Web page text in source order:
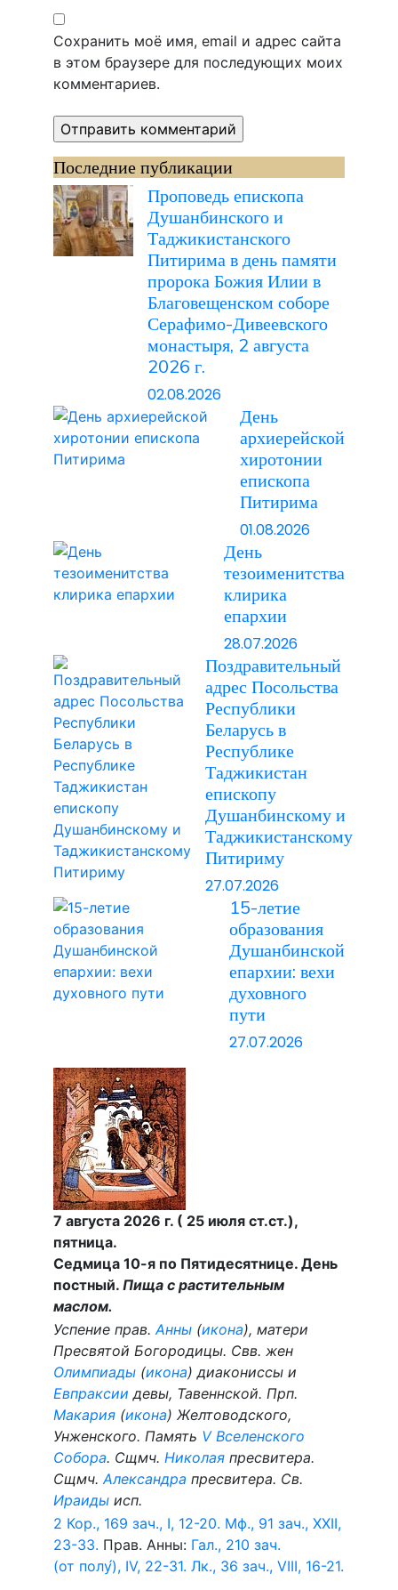
Сохранить моё имя, email и адрес сайта
в этом браузере для последующих моих
комментариев.
Последние публикации
Проповедь епископа
Душанбинского и
Таджикистанского
Питирима в день памяти
пророка Божия Илии в
Благовещенском соборе
Серафимо-Дивеевского
монастыря, 2 августа
2026 г.
02.08.2026
День
архиерейской
хиротонии
епископа
Питирима
01.08.2026
День
тезоименитства
клирика
епархии
28.07.2026
Поздравительный
адрес Посольства
Республики
Беларусь в
Республике
Таджикистан
епископу
Душанбинскому и
Таджикистанскому
Питириму
27.07.2026
15-летие
образования
Душанбинской
епархии: вехи
духовного
пути
27.07.2026
7 августа 2026 г. ( 25 июля ст.ст.),
пятница.
Седмица 10-я по Пятидесятнице. День
постный. Пища с растительным
маслом.
Успение прав. Анны(икона), матери
Пресвятой Богородицы. Свв. жен
Олимпиады(икона) диакониссы и
Евпраксии девы, Тавеннской. Прп.
Макария(икона) Желтоводского,
Унженского. Память V Вселенского
Собора. Сщмч. Николаяпресвитера.
Сщмч. Александра пресвитера. Св.
Ираидыисп.
2 Кор., 169 зач., I, 12-20. Мф., 91 зач., XXII,
23-33. Прав. Анны: Гал., 210 зач.
(от полу́), IV, 22-31. Лк., 36 зач., VIII, 16-21.